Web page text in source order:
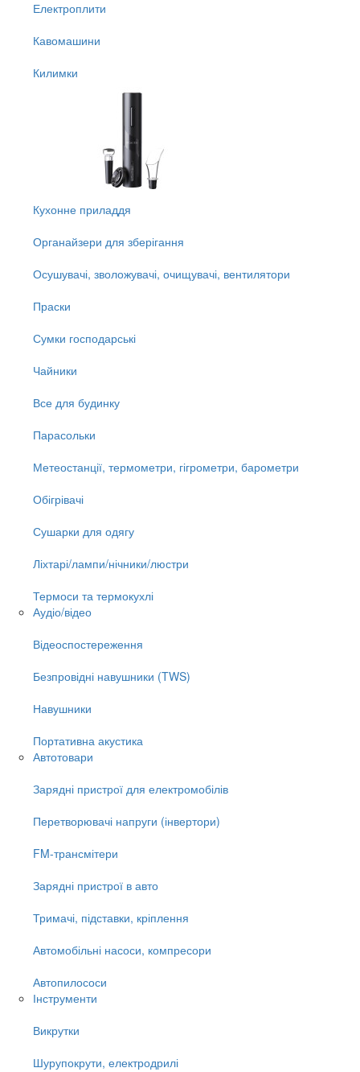
Електроплити
Кавомашини
Килимки
Кухонне приладдя
Органайзери для зберігання
Осушувачі, зволожувачі, очищувачі, вентилятори
Праски
Сумки господарські
Чайники
Все для будинку
Парасольки
Метеостанції, термометри, гігрометри, барометри
Обігрівачі
Сушарки для одягу
Ліхтарі/лампи/нічники/люстри
Термоси та термокухлі
Аудіо/відео
Відеоспостереження
Безпровідні навушники (TWS)
Навушники
Портативна акустика
Автотовари
Зарядні пристрої для електромобілів
Перетворювачі напруги (інвертори)
FM-трансмітери
Зарядні пристрої в авто
Тримачі, підставки, кріплення
Автомобільні насоси, компресори
Автопилососи
Інструменти
Викрутки
Шурупокрути, електродрилі